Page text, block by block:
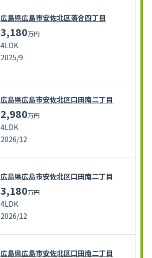
広島県広島市安佐北区落合四丁目
3,180万円
4LDK
2025/9
広島県広島市安佐北区口田南二丁目
2,980万円
4LDK
2026/12
広島県広島市安佐北区口田南二丁目
3,180万円
4LDK
2026/12
広島県広島市安佐北区口田南二丁目